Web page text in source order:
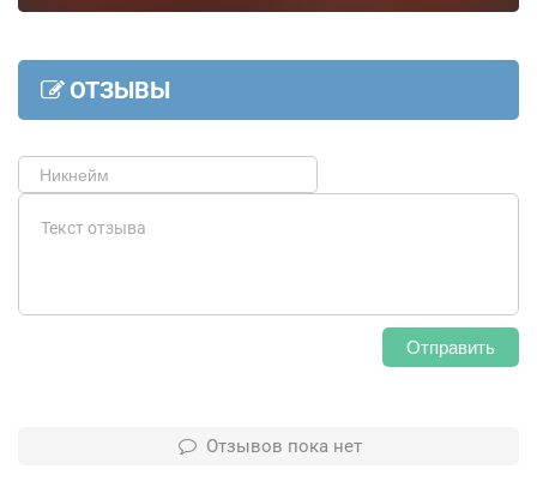
ОТЗЫВЫ
Отправить
Отзывов пока нет